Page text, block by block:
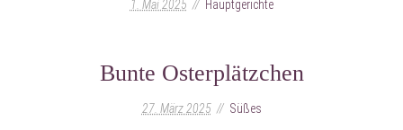
1. Mai 2025 Hauptgerichte
Bunte Osterplätzchen
27. März 2025 Süßes